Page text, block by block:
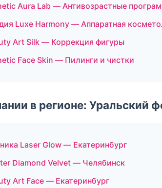
Aura Lab — Антивозрастные
Luxe Harmony — Аппаратная
Art Silk — Коррекция фигуры
Face Skin — Пилинги и чистки
в регионе: Уральский
Laser Glow — Екатеринбург
Diamond Velvet — Челябинск
Art Face — Екатеринбург